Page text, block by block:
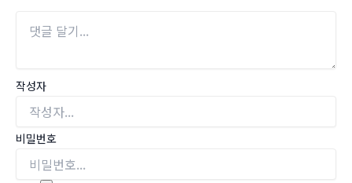
작성자
비밀번호